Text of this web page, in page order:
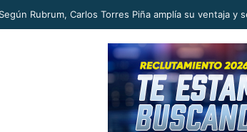
Según Rubrum, Carlos Torres Piña amplía su ventaja